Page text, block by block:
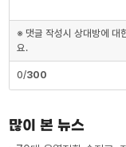
※ 댓글 작성시 상대방에 대
요.
0/300
많이 본 뉴스